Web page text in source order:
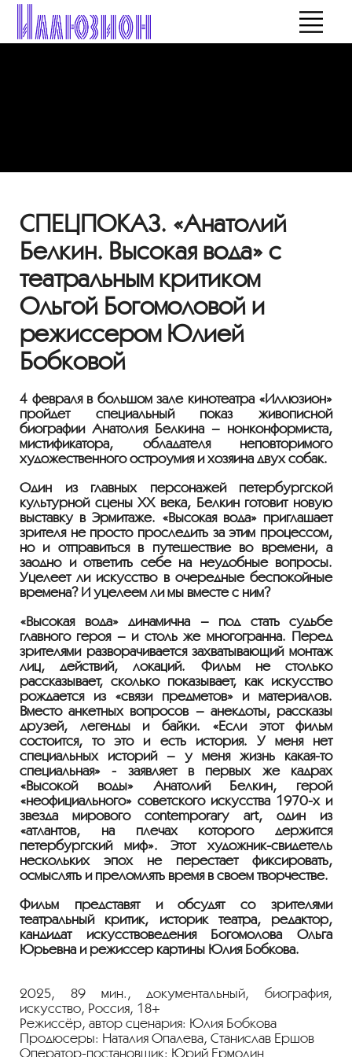
СПЕЦПОКАЗ. «Анатолий
Белкин. Высокая вода» с
театральным критиком
Ольгой Богомоловой и
режиссером Юлией
Бобковой
4 февраля в большом зале кинотеатра «Иллюзион»
пройдет специальный показ живописной
биографии Анатолия Белкина – нонконформиста,
мистификатора, обладателя неповторимого
художественного остроумия и хозяина двух собак.
Один из главных персонажей петербургской
культурной сцены XX века, Белкин готовит новую
выставку в Эрмитаже. «Высокая вода» приглашает
зрителя не просто проследить за этим процессом,
но и отправиться в путешествие во времени, а
заодно и ответить себе на неудобные вопросы.
Уцелеет ли искусство в очередные беспокойные
времена? И уцелеем ли мы вместе с ним?
«Высокая вода» динамична – под стать судьбе
главного героя – и столь же многогранна. Перед
зрителями разворачивается захватывающий монтаж
лиц, действий, локаций. Фильм не столько
рассказывает, сколько показывает, как искусство
рождается из «связи предметов» и материалов.
Вместо анкетных вопросов – анекдоты, рассказы
друзей, легенды и байки. «Если этот фильм
состоится, то это и есть история. У меня нет
специальных историй – у меня жизнь какая-то
специальная» - заявляет в первых же кадрах
«Высокой воды» Анатолий Белкин, герой
«неофициального» советского искусства 1970-х и
звезда мирового contemporary art, один из
«атлантов, на плечах которого держится
петербургский миф». Этот художник-свидетель
нескольких эпох не перестаёт фиксировать,
осмыслять и преломлять время в своём творчестве.
Фильм представят и обсудят со зрителями
театральный критик, историк театра, редактор,
кандидат искусствоведения Богомолова Ольга
Юрьевна и режиссер картины Юлия Бобкова.
2025, 89 мин., документальный, биография,
искусство, Россия, 18+
Режиссёр, автор сценария: Юлия Бобкова
Продюсеры: Наталия Опалева, Станислав Ершов
Оператор-постановщик: Юрий Ермолин